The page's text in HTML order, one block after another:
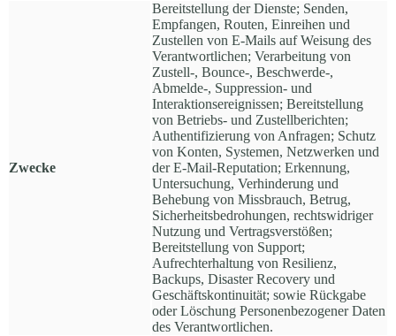
Zwecke
Bereitstellung der Dienste; Senden,
Empfangen, Routen, Einreihen und
Zustellen von E-Mails auf Weisung des
Verantwortlichen; Verarbeitung von
Zustell-, Bounce-, Beschwerde-,
Abmelde-, Suppression- und
Interaktionsereignissen; Bereitstellung
von Betriebs- und Zustellberichten;
Authentifizierung von Anfragen; Schutz
von Konten, Systemen, Netzwerken und
der E-Mail-Reputation; Erkennung,
Untersuchung, Verhinderung und
Behebung von Missbrauch, Betrug,
Sicherheitsbedrohungen, rechtswidriger
Nutzung und Vertragsverstößen;
Bereitstellung von Support;
Aufrechterhaltung von Resilienz,
Backups, Disaster Recovery und
Geschäftskontinuität; sowie Rückgabe
oder Löschung Personenbezogener Daten
des Verantwortlichen.